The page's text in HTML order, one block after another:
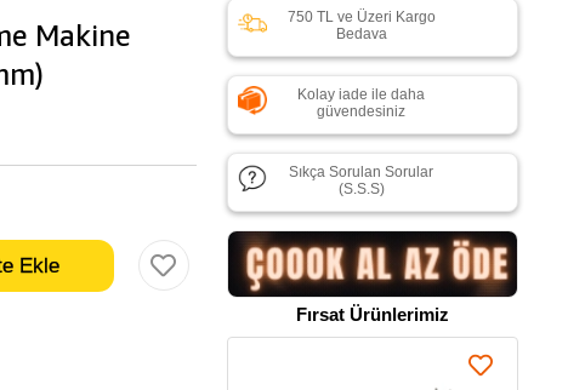
Makine
750 TL ve Üzeri Kargo
Bedava
Kolay iade ile daha
güvendesiniz
Sıkça Sorulan Sorular
(S.S.S)
Fırsat Ürünlerimiz